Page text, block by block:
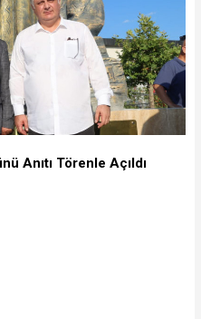
Anıtı Törenle Açıldı